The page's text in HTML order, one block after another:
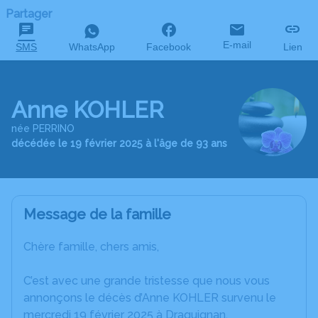
Partager
SMS WhatsApp Facebook E-mail Lien
Anne KOHLER
née PERRINO
décédée le 19 février 2025 à l'âge de 93 ans
Message de la famille
Chère famille, chers amis,
C’est avec une grande tristesse que nous vous
annonçons le décès d’Anne KOHLER survenu le
mercredi 19 février 2025 à Draguignan.